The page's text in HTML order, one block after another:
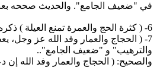
في "ضعيف الجامع". والحديث صححه
‏7- ( الحجاج والعمار وفد الله عز
والترهيب" و "ضعيف الجامع".. ‏
والصحيح: ( الحجاج والعمار وفد الله